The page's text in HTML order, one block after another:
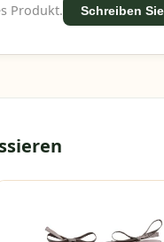
Produkt. Schreiben